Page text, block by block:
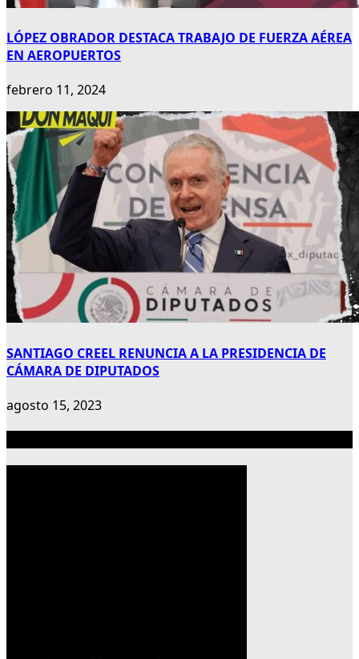
LÓPEZ OBRADOR DESTACA TRABAJO DE FUERZA AÉREA
EN AEROPUERTOS
febrero 11, 2024
SANTIAGO CREEL RENUNCIA A LA PRESIDENCIA DE
CÁMARA DE DIPUTADOS
agosto 15, 2023